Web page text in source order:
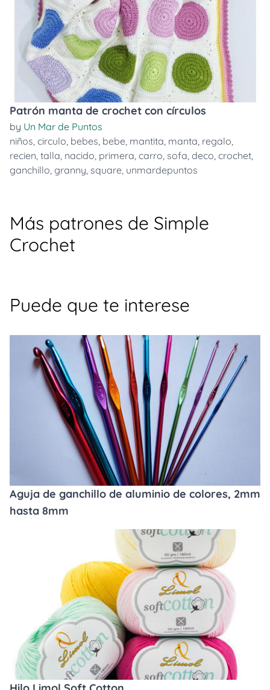
Patrón manta de crochet con círculos
by Un Mar de Puntos
niños, circulo, bebes, bebe, mantita, manta, regalo,
recien, talla, nacido, primera, carro, sofa, deco, crochet,
ganchillo, granny, square, unmardepuntos
Más patrones de Simple
Crochet
Puede que te interese
Aguja de ganchillo de aluminio de colores, 2mm
hasta 8mm